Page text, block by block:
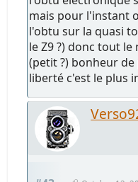
mais pour l'instant
l'obtu sur la quasi
le Z9 ?) donc tout
(petit ?) bonheur
liberté c'est le plus